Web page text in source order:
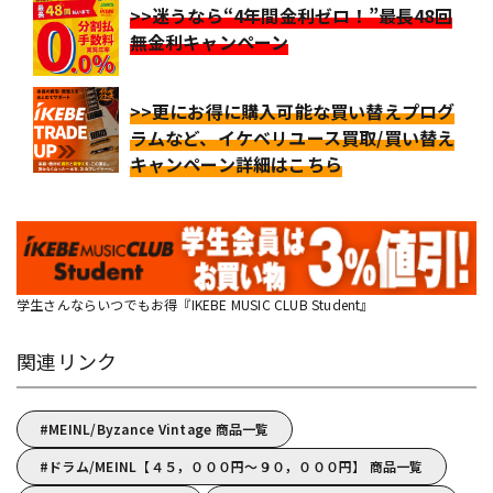
>>迷うなら“4年間金利ゼロ！”最長48回
無金利キャンペーン
>>更にお得に購入可能な買い替えプログ
ラムなど、イケベリユース買取/買い替え
キャンペーン詳細はこちら
学生さんならいつでもお得『IKEBE MUSIC CLUB Student』
関連リンク
MEINL/Byzance Vintage 商品一覧
ドラム/MEINL【４５，０００円～９０，０００円】 商品一覧